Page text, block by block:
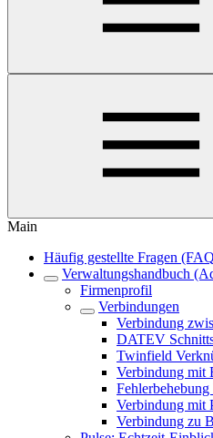
Main
Häufig gestellte Fragen
Verwaltungshandbuch
Firmenprofil
Verbindungen
Verbindung
DATEV
Twinfield
Verbindung mit
Verbindung mit
Verbindung zu